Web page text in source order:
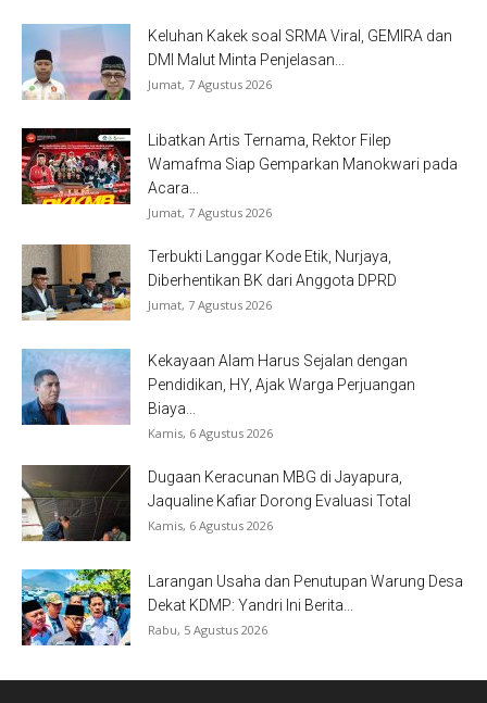
Keluhan Kakek soal SRMA Viral, GEMIRA dan
DMI Malut Minta Penjelasan...
Jumat, 7 Agustus 2026
Libatkan Artis Ternama, Rektor Filep
Wamafma Siap Gemparkan Manokwari pada
Acara...
Jumat, 7 Agustus 2026
Terbukti Langgar Kode Etik, Nurjaya,
Diberhentikan BK dari Anggota DPRD
Jumat, 7 Agustus 2026
Kekayaan Alam Harus Sejalan dengan
Pendidikan, HY, Ajak Warga Perjuangan
Biaya...
Kamis, 6 Agustus 2026
Dugaan Keracunan MBG di Jayapura,
Jaqualine Kafiar Dorong Evaluasi Total
Kamis, 6 Agustus 2026
Larangan Usaha dan Penutupan Warung Desa
Dekat KDMP: Yandri Ini Berita...
Rabu, 5 Agustus 2026